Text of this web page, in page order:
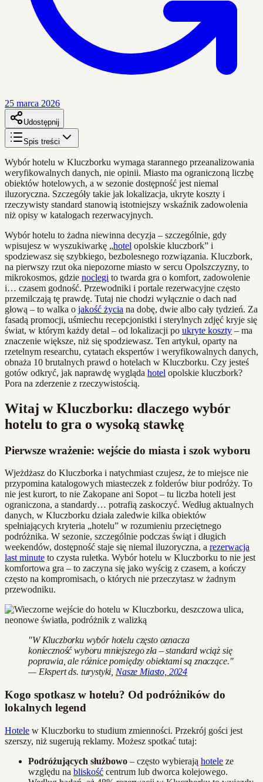
25 marca 2026
Udostępnij
Spis treści
Wybór hotelu w Kluczborku wymaga starannego przeanalizowania
weryfikowalnych danych, nie opinii. Miasto ma ograniczoną liczbę
obiektów hotelowych, a w sezonie dostępność jest niemal
iluzoryczna. Szczegóły takie jak lokalizacja, ukryte koszty i
rzeczywisty standard stanowią istotniejszy wskaźnik zadowolenia
niż opisy w katalogach rezerwacyjnych.
Wybór hotelu to żadna niewinna decyzja – szczególnie, gdy
wpisujesz w wyszukiwarkę „hotel opolskie kluczbork” i
spodziewasz się szybkiego, bezbolesnego rozwiązania. Kluczbork,
na pierwszy rzut oka niepozorne miasto w sercu Opolszczyzny, to
mikrokosmos, gdzie noclegi to twarda gra o komfort, zadowolenie
i… czasem godność. Przewodniki i portale rezerwacyjne często
przemilczają tę prawdę. Tutaj nie chodzi wyłącznie o dach nad
głową – to walka o jakość życia na dobę, dwie albo cały tydzień. Za
fasadą promocji, uśmiechu recepcjonistki i sterylnych zdjęć kryje się
świat, w którym każdy detal – od lokalizacji po ukryte koszty – ma
znaczenie większe, niż się spodziewasz. Ten artykuł, oparty na
rzetelnym researchu, cytatach ekspertów i weryfikowalnych danych,
obnaża 10 brutalnych prawd o hotelach w Kluczborku. Czy jesteś
gotów odkryć, jak naprawdę wygląda hotel opolskie kluczbork?
Pora na zderzenie z rzeczywistością.
Witaj w Kluczborku: dlaczego wybór
hotelu to gra o wysoką stawkę
Pierwsze wrażenie: wejście do miasta i szok wyboru
Wjeżdżasz do Kluczborka i natychmiast czujesz, że to miejsce nie
przypomina katalogowych miasteczek z folderów biur podróży. To
nie jest kurort, to nie Zakopane ani Sopot – tu liczba hoteli jest
ograniczona, a standardy… potrafią zaskoczyć. Według aktualnych
danych, w Kluczborku działa zaledwie kilka obiektów
spełniających kryteria „hotelu” w rozumieniu przeciętnego
podróżnika. W sezonie, szczególnie podczas świąt i długich
weekendów, dostępność staje się niemal iluzoryczna, a rezerwacja
last minute to czysta ruletka. Wybór hotelu w Kluczborku to nie jest
komfortowa gra – to zaczyna się jako wyścig z czasem, a kończy
często na kompromisach, o których nie przeczytasz w żadnym
przewodniku.
"W Kluczborku wybór hotelu często oznacza
konieczność wyboru mniejszego zła – standard wciąż się
poprawia, ale różnice pomiędzy obiektami są znaczące."
— Ekspert ds. turystyki, Nasze Miasto, 2024
Kogo spotkasz w hotelu? Od podróżników do
lokalnych legend
Hotele w Kluczborku to studium zmienności. Przekrój gości jest
szerszy, niż sugerują reklamy. Możesz spotkać tutaj:
Podróżujących służbowo – często wybierają hotele ze
względu na bliskość centrum lub dworca kolejowego.